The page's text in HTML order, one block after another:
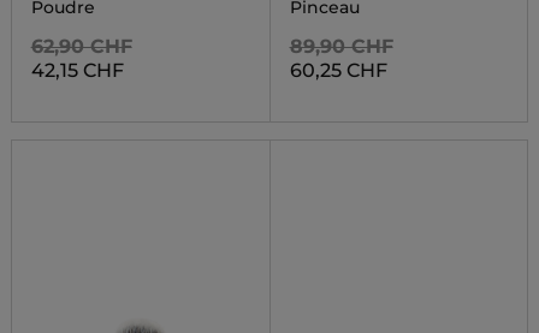
Poudre
62,90 CHF
42,15 CHF
Pinceau
89,90 CHF
60,25 CHF